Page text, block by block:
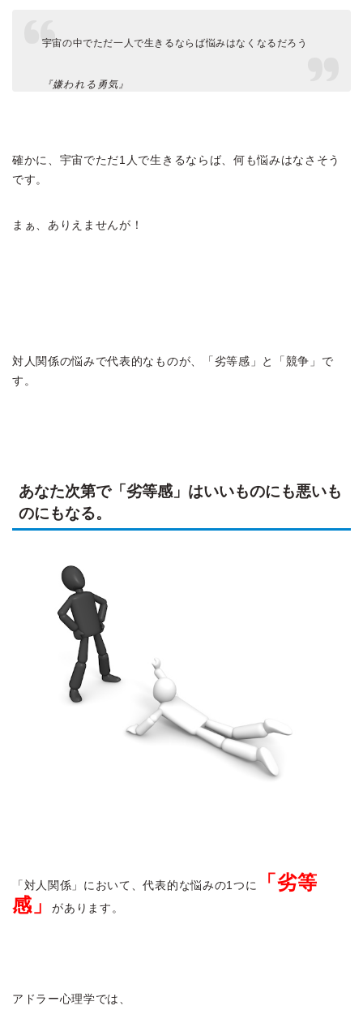
宇宙の中でただ一人で生きるならば悩みはなくなるだろう
『嫌われる勇気』
確かに、宇宙でただ1人で生きるならば、何も悩みはなさそう
です。
まぁ、ありえませんが！
対人関係の悩みで代表的なものが、「劣等感」と「競争」で
す。
あなた次第で「劣等感」はいいものにも悪いも
のにもなる。
「対人関係」において、代表的な悩みの1つに
「劣等
感」があります。
アドラー心理学では、